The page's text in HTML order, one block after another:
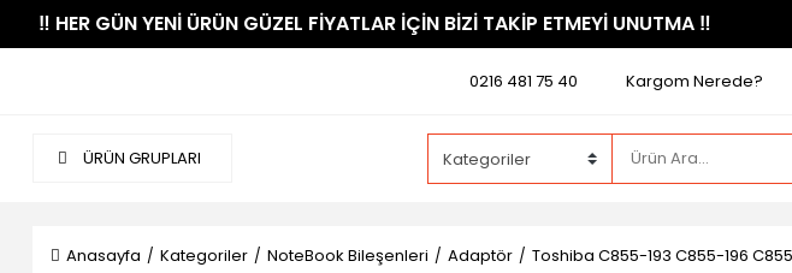
​‼️​ HER GÜN YENİ ÜRÜN GÜZEL FİYATLAR İÇİN BİZİ TAKİP ETMEYİ UNUTMA ​‼️​
0216 481 75 40 Kargom Nerede?
ÜRÜN GRUPLARI
Anasayfa Kategoriler NoteBook Bileşenleri Adaptör Toshiba C855-193 C855-196